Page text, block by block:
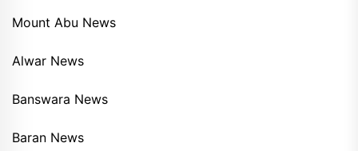
Mount Abu News
Alwar News
Banswara News
Baran News